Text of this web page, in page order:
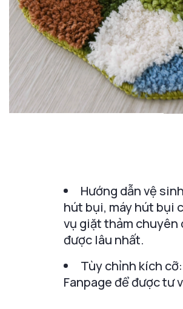
Hướng dẫn vệ
hút bụi, máy hút bụi
vụ giặt thảm chuyên
được lâu nhất.
Tùy chỉnh kích
Fanpage để được tư